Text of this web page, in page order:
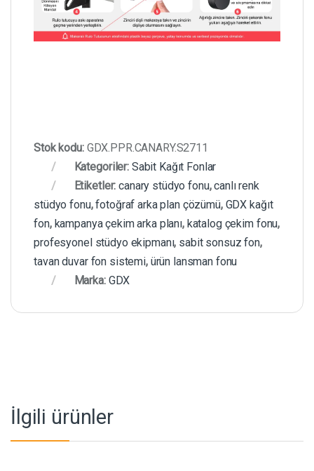
Stok kodu: GDX.PPR.CANARY.S2711
Kategoriler: Sabit Kağıt Fonlar
Etiketler:canary stüdyo fonu,canlı renk
stüdyo fonu,fotoğraf arka plan çözümü, GDX kağıt
fon, kampanya çekim arka planı, katalog çekim fonu,
profesyonel stüdyo ekipmanı, sabit sonsuz fon,
tavan duvar fon sistemi, ürün lansman fonu
Marka: GDX
İlgili ürünler